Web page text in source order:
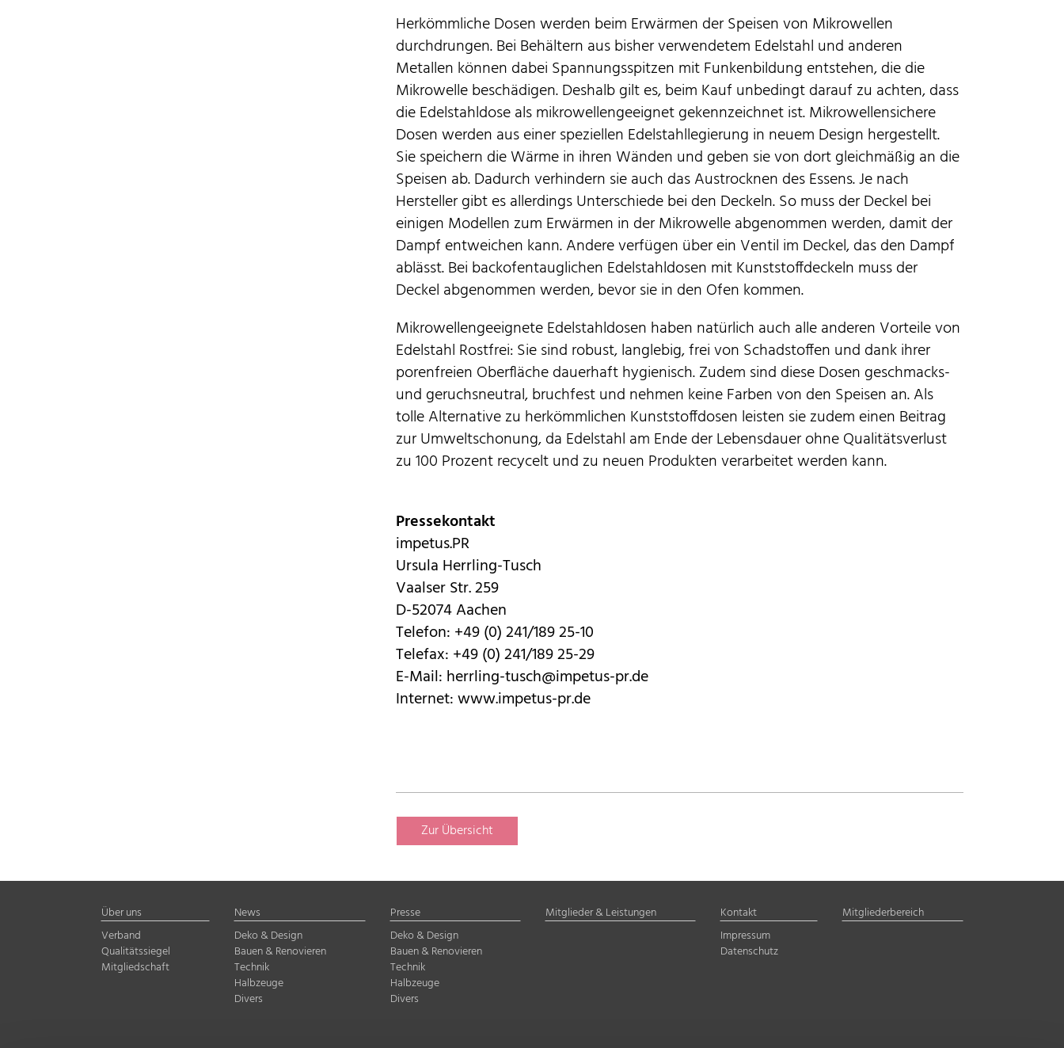
Herkömmliche Dosen werden beim Erwärmen der Speisen von Mikrowellen
durchdrungen. Bei Behältern aus bisher verwendetem Edelstahl und anderen
Metallen können dabei Spannungsspitzen mit Funkenbildung entstehen, die die
Mikrowelle beschädigen. Deshalb gilt es, beim Kauf unbedingt darauf zu achten, dass
die Edelstahldose als mikrowellengeeignet gekennzeichnet ist. Mikrowellensichere
Dosen werden aus einer speziellen Edelstahllegierung in neuem Design hergestellt.
Sie speichern die Wärme in ihren Wänden und geben sie von dort gleichmäßig an die
Speisen ab. Dadurch verhindern sie auch das Austrocknen des Essens. Je nach
Hersteller gibt es allerdings Unterschiede bei den Deckeln. So muss der Deckel bei
einigen Modellen zum Erwärmen in der Mikrowelle abgenommen werden, damit der
Dampf entweichen kann. Andere verfügen über ein Ventil im Deckel, das den Dampf
ablässt. Bei backofentauglichen Edelstahldosen mit Kunststoffdeckeln muss der
Deckel abgenommen werden, bevor sie in den Ofen kommen.
Mikrowellengeeignete Edelstahldosen haben natürlich auch alle anderen Vorteile von
Edelstahl Rostfrei: Sie sind robust, langlebig, frei von Schadstoffen und dank ihrer
porenfreien Oberfläche dauerhaft hygienisch. Zudem sind diese Dosen geschmacks-
und geruchsneutral, bruchfest und nehmen keine Farben von den Speisen an. Als
tolle Alternative zu herkömmlichen Kunststoffdosen leisten sie zudem einen Beitrag
zur Umweltschonung, da Edelstahl am Ende der Lebensdauer ohne Qualitätsverlust
zu 100 Prozent recycelt und zu neuen Produkten verarbeitet werden kann.
Pressekontakt
impetus.PR
Ursula Herrling-Tusch
Vaalser Str. 259
D-52074 Aachen
Telefon: +49 (0) 241/189 25-10
Telefax: +49 (0) 241/189 25-29
E-Mail: herrling-tusch@impetus-pr.de
Internet: www.impetus-pr.de
Zur Übersicht
Über uns
Verband
Qualitätssiegel
Mitgliedschaft
News
Deko & Design
Bauen & Renovieren
Technik
Halbzeuge
Divers
Presse
Deko & Design
Bauen & Renovieren
Technik
Halbzeuge
Divers
Mitglieder & Leistungen
Kontakt
Impressum
Datenschutz
Mitgliederbereich